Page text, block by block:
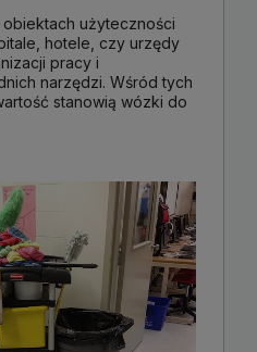
użyteczności
hotele, czy urzędy
pracy i
narzędzi. Wśród tych
stanowią wózki do